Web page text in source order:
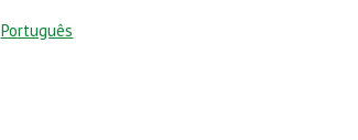
Português